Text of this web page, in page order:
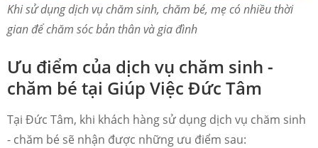
Khi sử dụng dịch vụ chăm sinh, chăm bé, mẹ có nhiều thời
gian để chăm sóc bản thân và gia đình
Ưu điểm của dịch vụ chăm sinh -
chăm bé tại Giúp Việc Đức Tâm
Tại Đức Tâm, khi khách hàng sử dụng dịch vụ chăm sinh
- chăm bé sẽ nhận được những ưu điểm sau: